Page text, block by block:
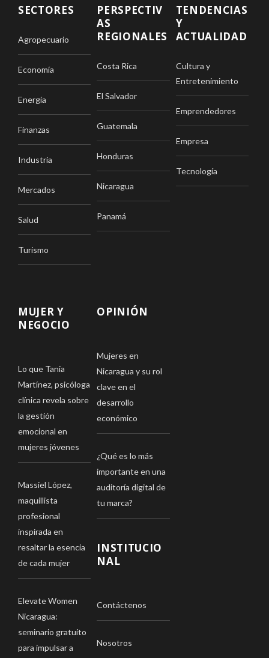
SECTORES
Agropecuario
Economía
Energía
Finanzas
Industria
Mercados
Salud
Turismo
PERSPECTIV
AS
REGIONALES
Costa Rica
El Salvador
Guatemala
Honduras
Nicaragua
Panamá
TENDENCIAS
Y
ACTUALIDAD
Cultura y
Entretenimiento
Emprendedores
Empresa
Tecnología
MUJER Y
NEGOCIO
Lo que Tania
Martínez, psicóloga
clínica revela sobre
la gestión
emocional en
mujeres jóvenes
Massiel López,
maquillista
profesional
inspirada en
resaltar la esencia
de cada mujer
Elevate Women
Nicaragua:
seminario gratuito
para impulsar a
OPINIÓN
Mujeres en
Nicaragua y su rol
clave en el
desarrollo
económico
¿Qué es lo más
importante en una
auditoría digital de
tu marca?
INSTITUCIO
NAL
Contáctenos
Nosotros